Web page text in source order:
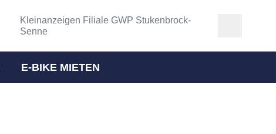
Kleinanzeigen Filiale GWP Stukenbrock-
Senne
E-BIKE MIETEN